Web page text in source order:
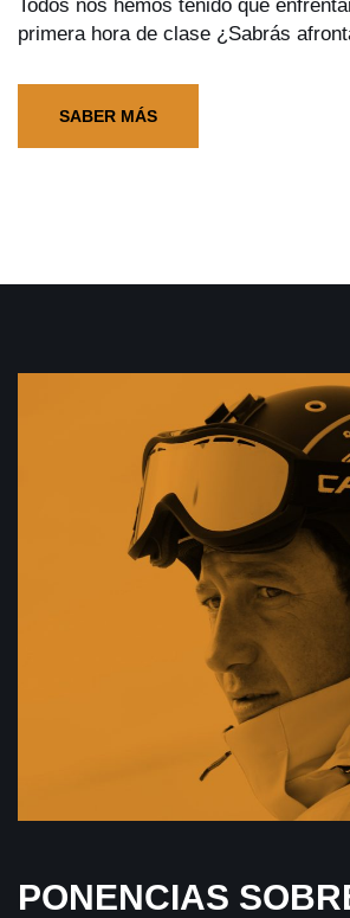
Todos nos hemos tenido que
primera hora de clase ¿Sabrás
SABER MÁS
PONENCIAS